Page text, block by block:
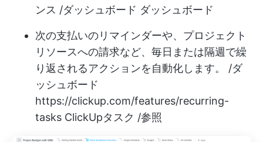
ンス /ダッシュボード ダッシュボード
次の支払いのリマインダーや、プロジェクト
リソースへの請求など、毎日または隔週で繰
り返されるアクションを自動化します。 /ダ
ッシュボード
https://clickup.com/features/recurring-
tasks ClickUpタスク /参照